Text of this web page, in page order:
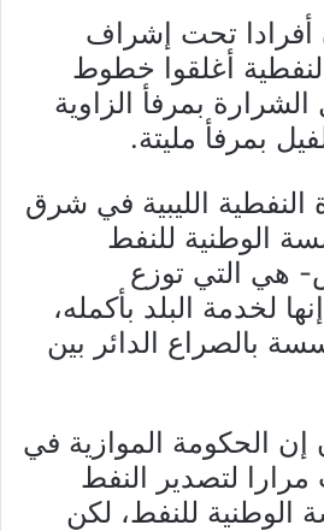
أفرادا تحت إشراف
أغلقوا خطوط
بمرفأ الزاوية
بمرفأ مليتة.
النفطية الليبية في شرق
الوطنية للنفط
هي التي توزع
لخدمة البلد بأكمله،
بالصراع الدائر بين
إن الحكومة الموازية في
لتصدير النفط
الوطنية للنفط، لكن